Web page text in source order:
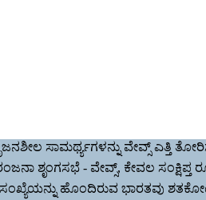
ಸಾಮರ್ಥ್ಯಗಳನ್ನು ವೇವ್ಸ್ ಎತ್ತಿ
ಶೃಂಗಸಭೆ - ವೇವ್ಸ್, ಕೇವಲ
ಹೊಂದಿರುವ ಭಾರತವು